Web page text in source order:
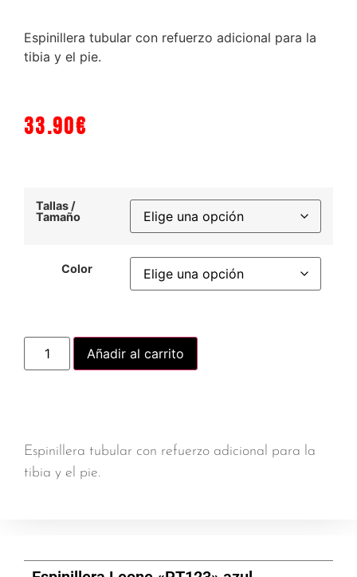
Espinillera tubular con refuerzo adicional para la
tibia y el pie.
33.90€
Tallas /
Tamaño
Color
Añadir al carrito
Espinillera tubular con refuerzo adicional para la
tibia y el pie.